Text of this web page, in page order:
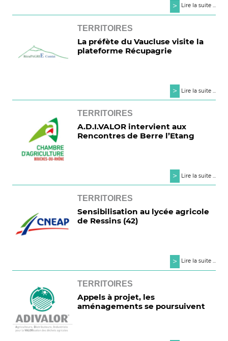
> Lire la suite ...
TERRITOIRES
La préfète du Vaucluse visite la
plateforme Récupagrie
> Lire la suite ...
TERRITOIRES
A.D.I.VALOR intervient aux
Rencontres de Berre l’Etang
> Lire la suite ...
TERRITOIRES
Sensibilisation au lycée agricole
de Ressins (42)
> Lire la suite ...
TERRITOIRES
Appels à projet, les
aménagements se poursuivent